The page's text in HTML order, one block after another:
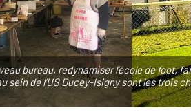
bureau, redynamiser l’école de foot,
sein de l’US Ducey-Isigny sont les trois